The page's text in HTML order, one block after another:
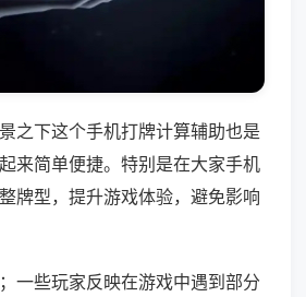
之下这个手机打牌计算辅助也是
来简单便捷。特别是在大家手机
牌型，提升游戏体验，避免影响
一些玩家反映在游戏中遇到部分